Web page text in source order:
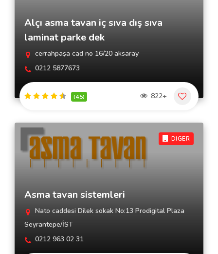
Alçı asma tavan iç sıva dış sıva
laminat parke dek
cerrahpaşa cad no 16/20 aksaray
0212 5877673
(4.5) 822+
DIGER
Asma tavan sistemleri
Nato caddesi Dilek sokak No:13 Prodigital Plaza
Seyrantepe/İST
0212 963 02 31